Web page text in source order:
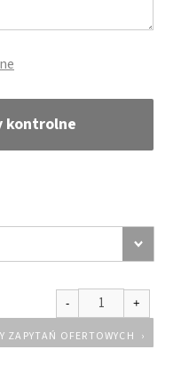
kontrolne
ZAPYTAŃ OFERTOWYCH